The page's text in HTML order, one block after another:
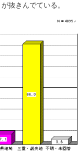
抜きんでている。